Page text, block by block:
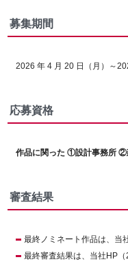
募集期間
2026 年 4 月 20 日（月）～
応募資格
作品に関った ①設計事務所
審査結果
最終ノミネート作品は、当
最終審査結果は、当社HP